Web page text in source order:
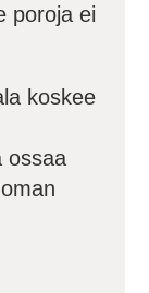
poroja ei
koskee
ossaa